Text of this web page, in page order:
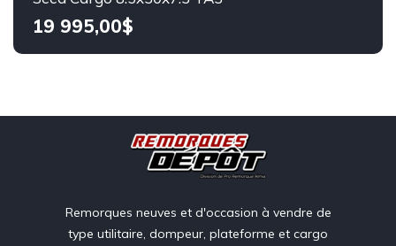
19 995,00$
Remorques neuves et d'occasion à vendre de
type utilitaire, dompeur, plateforme et cargo